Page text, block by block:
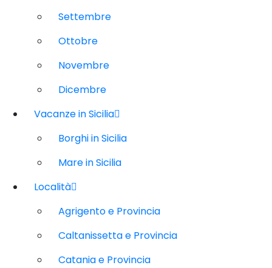
Settembre
Ottobre
Novembre
Dicembre
Vacanze in Sicilia
Borghi in Sicilia
Mare in Sicilia
Località
Agrigento e Provincia
Caltanissetta e Provincia
Catania e Provincia